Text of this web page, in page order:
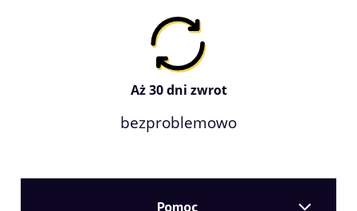
Aż 30 dni zwrot
bezproblemowo
Pomoc